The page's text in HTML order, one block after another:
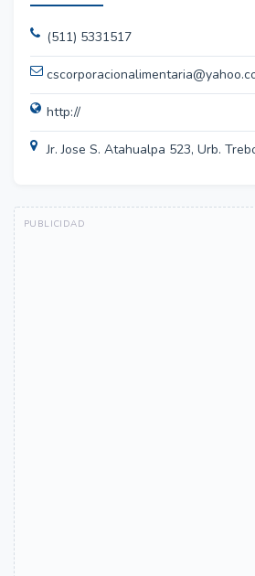
(511) 5331517
http://
Jr. Jose S. Atahualpa 523, Urb.